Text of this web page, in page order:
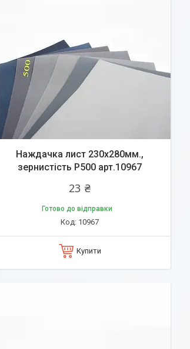
Наждачка лист 230х280мм.,
зернистість P500 арт.10967
23 ₴
Готово до відправки
10967
Купити